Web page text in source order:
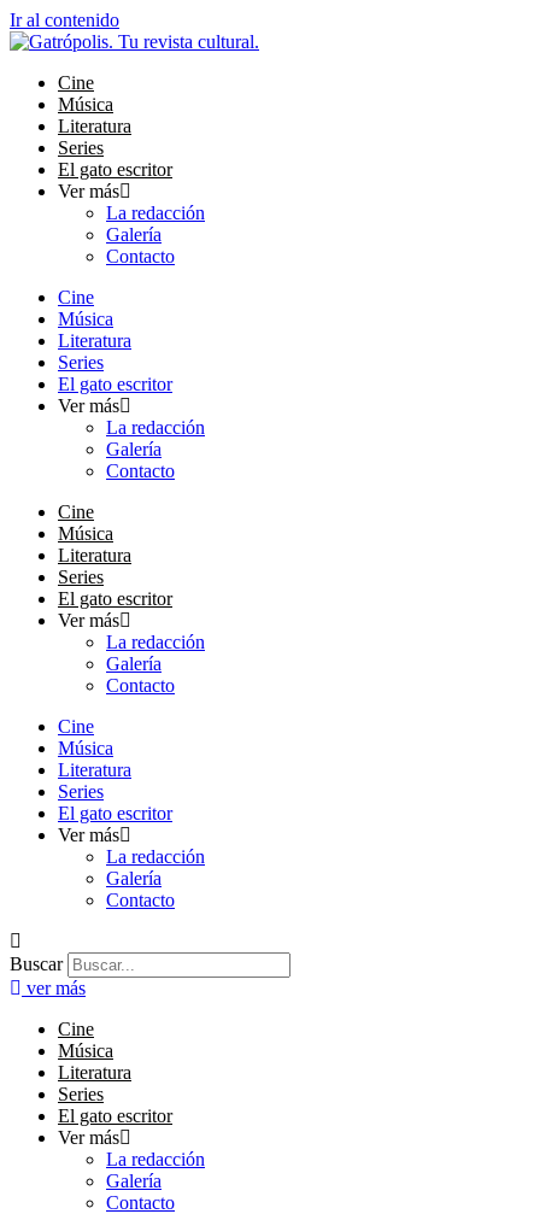
Ir al contenido
Cine
Música
Literatura
Series
El gato escritor
Ver más
La redacción
Galería
Contacto
Cine
Música
Literatura
Series
El gato escritor
Ver más
La redacción
Galería
Contacto
Cine
Música
Literatura
Series
El gato escritor
Ver más
La redacción
Galería
Contacto
Cine
Música
Literatura
Series
El gato escritor
Ver más
La redacción
Galería
Contacto
Buscar
ver más
Cine
Música
Literatura
Series
El gato escritor
Ver más
La redacción
Galería
Contacto